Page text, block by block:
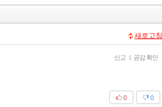
새로고침
신고 | 공감 확인
0
0